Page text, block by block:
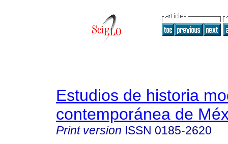
Estudios de historia
contemporánea de
Print version ISSN 0185-2620